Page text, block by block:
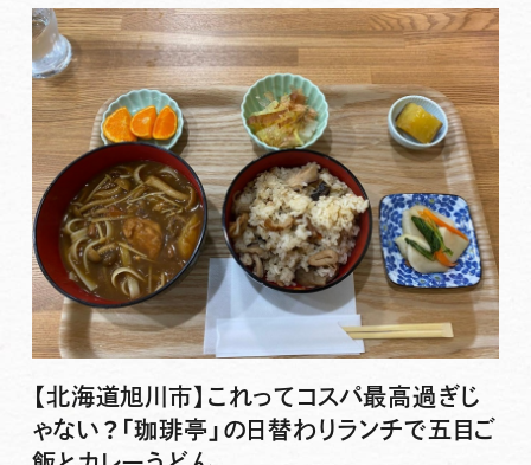
【北海道旭川市】これってコスパ最高過ぎじ
ゃない？「珈琲亭」の日替わりランチで五目ご